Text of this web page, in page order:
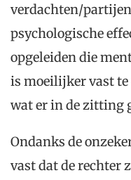
verdachten/
psychologische
opgeleiden die
is moeilijker vast
wat er in de zitting
Ondanks de
vast dat de rechter